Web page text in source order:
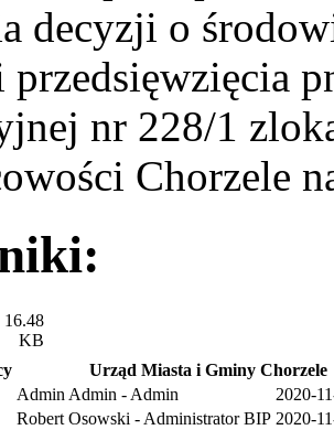
decyzji o
nr 228/1
Chorzele
16.48
KB
Urząd Miasta i Gminy Chorzele
Admin Admin - Admin
2020-
Robert Osowski - Administrator BIP 2020-